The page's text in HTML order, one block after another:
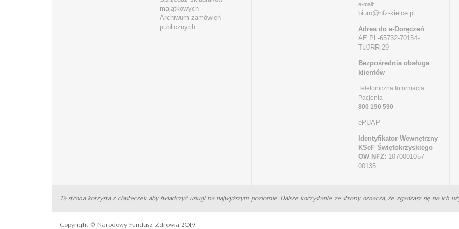
majątkowych
Archiwum zamówień
publicznych
e-mail:
biuro@nfz-kielce.pl
Adres do e-Doręczeń
AE:PL-65732-70154-
TUJRR-29
Bezpośrednia obsługa
klientów
Telefoniczna Informacja
Pacjenta
800 190 590
ePUAP
Identyfikator Wewnętrzny
KSeF Świętokrzyskiego
OW NFZ: 1070001057-
00135
Ta strona korzysta z ciasteczek aby świadczyć usługi na najwyższym poziomie. Dalsze korzystanie ze strony oznacza, że zgadzasz się na ich
Copyright © Narodowy Fundusz Zdrowia 2019